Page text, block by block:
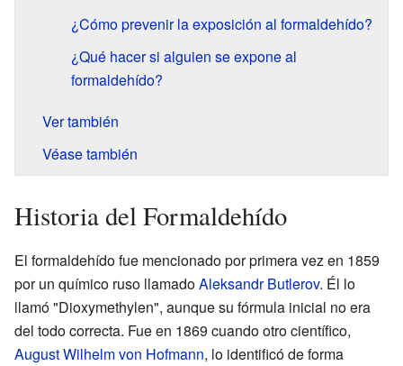
¿Cómo prevenir la exposición al formaldehído?
¿Qué hacer si alguien se expone al
formaldehído?
Ver también
Véase también
Historia del Formaldehído
El formaldehído fue mencionado por primera vez en 1859
por un químico ruso llamadoAleksandr Butlerov. Él lo
llamó "Dioxymethylen", aunque su fórmula inicial no era
del todo correcta. Fue en 1869 cuando otro científico,
August Wilhelm von Hofmann, lo identificó de forma